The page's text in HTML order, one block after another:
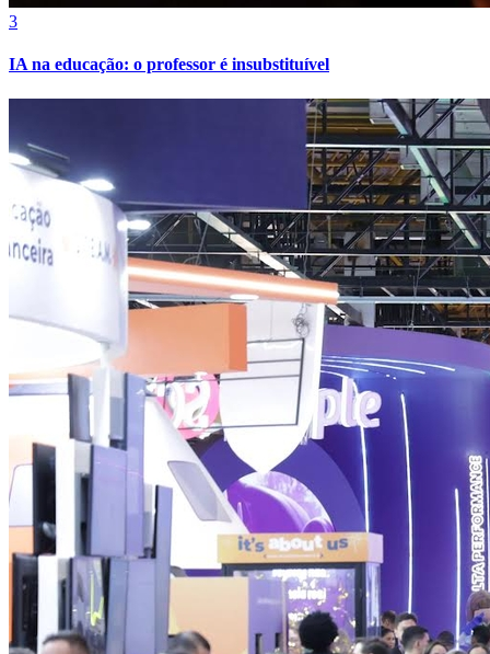
Internacional
3
IA na educação: o professor é insubstituível